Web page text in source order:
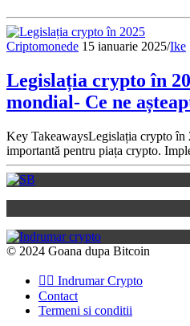
Criptomonede 15 ianuarie 2025/Ike
Legislația crypto în
mondial- Ce ne
Key TakeawaysLegislația crypto în
importantă pentru piața crypto.
© 2024 Goana dupa Bitcoin
👉🏽 Indrumar Crypto
Contact
Termeni si conditii